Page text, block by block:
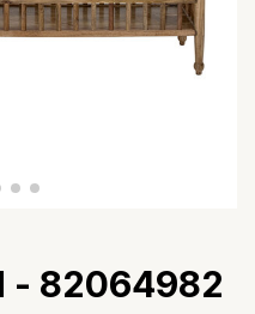
- 82064982